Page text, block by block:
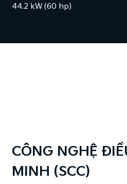
44.2 kW (60 hp)
CÔNG NGHỆ
MINH (SCC)